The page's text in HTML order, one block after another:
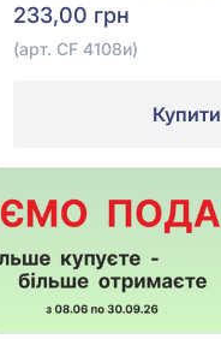
233,00 грн
(арт. CF 4108и)
Купити